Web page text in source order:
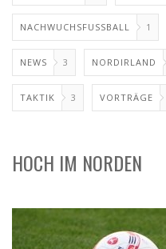
NACHWUCHSFUSSBALL 1
NEWS 3 NORDIRLAND
TAKTIK 3 VORTRÄGE
HOCH IM NORDEN